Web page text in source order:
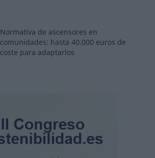
Normativa de ascensores en
comunidades: hasta 40.000 euros de
coste para adaptarlos